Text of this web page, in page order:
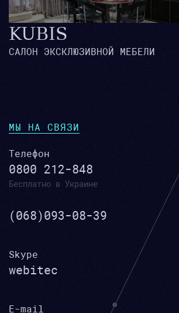
KUBIS
САЛОН ЭКСКЛЮЗИВНОЙ МЕБЕЛИ
МЫ НА СВЯЗИ
Телефон
0800 212-848
Бесплатно в Украине
(068)093-08-39
Skype
webitec
E-mail